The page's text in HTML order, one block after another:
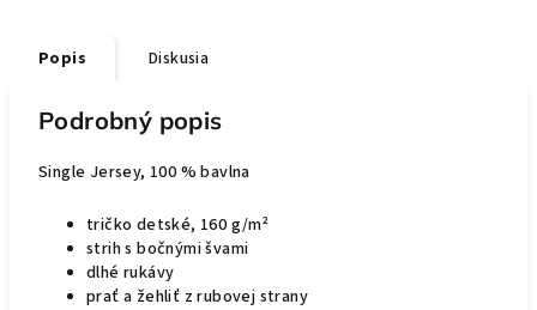
Popis Diskusia
Podrobný popis
Single Jersey, 100 % bavlna
tričko detské, 160 g/m²
strih s bočnými švami
dlhé rukávy
prať a žehliť z rubovej strany